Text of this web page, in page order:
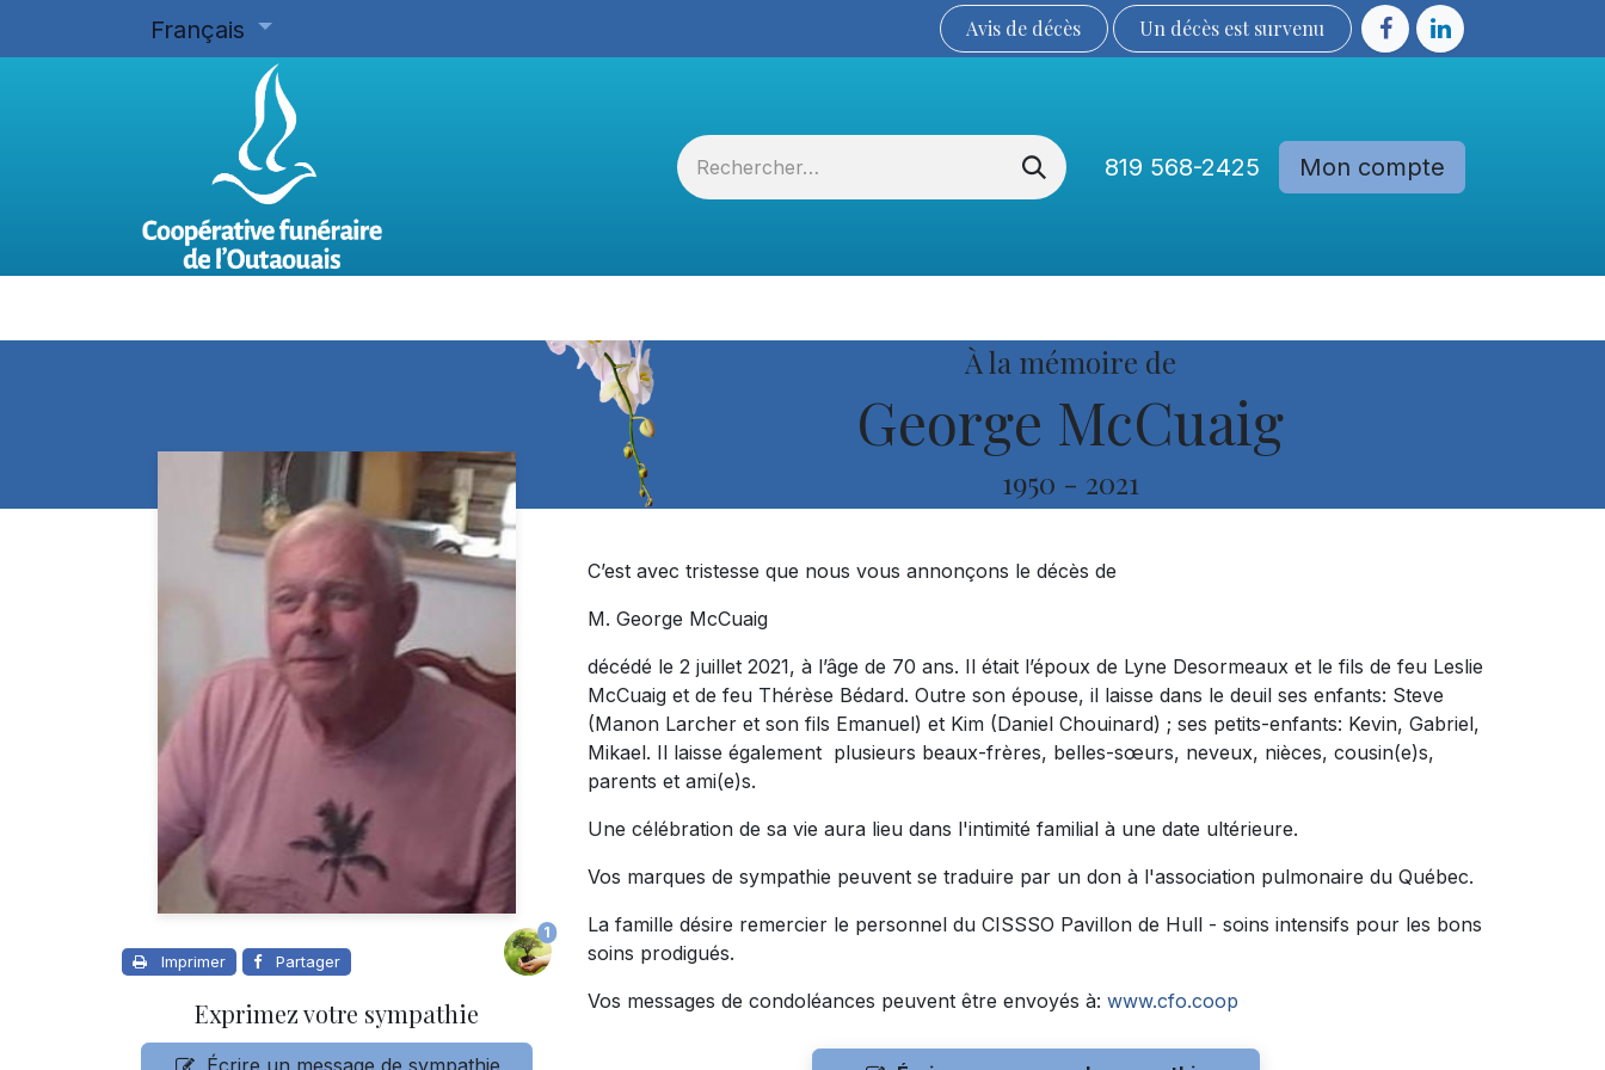
Français Avis de décès Un décès est sur​​​​​​​​ve​nu​​​​​​​​​​
819 568-2425 Mon compte
À la mémoire de
George McCuaig
1950 - 2021
Imprimer Partager
1
Exprimez votre sympathie
C’est avec tristesse que nous vous annonçons le décès de
M. George McCuaig
décédé le 2 juillet 2021, à l’âge de 70 ans. Il était l’époux de Lyne Desormeaux et le fils de feu Leslie
McCuaig et de feu Thérèse Bédard. Outre son épouse, il laisse dans le deuil ses enfants: Steve
(Manon Larcher et son fils Emanuel) et Kim (Daniel Chouinard) ; ses petits-enfants: Kevin, Gabriel,
Mikael. Il laisse également plusieurs beaux-frères, belles-sœurs, neveux, nièces, cousin(e)s,
parents et ami(e)s.
Une célébration de sa vie aura lieu dans l'intimité familial à une date ultérieure.
Vos marques de sympathie peuvent se traduire par un don à l'association pulmonaire du Québec.
La famille désire remercier le personnel du CISSSO Pavillon de Hull - soins intensifs pour les bons
soins prodigués.
Vos messages de condoléances peuvent être envoyés à: www.cfo.coop